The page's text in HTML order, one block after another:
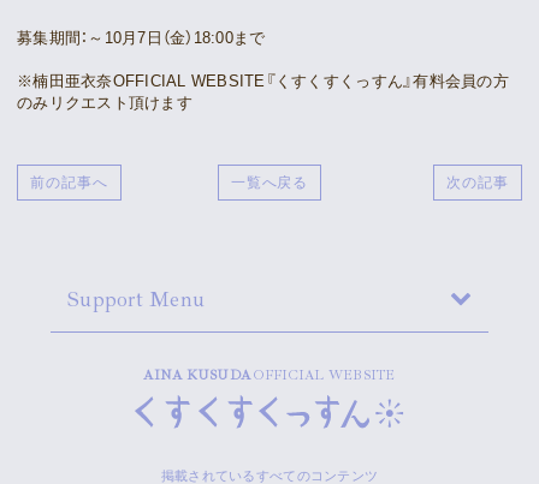
Gallery
Meeting Room
募集期間：～10月7日（金）18:00まで
※楠田亜衣奈OFFICIAL WEBSITE『くすくすくっすん』有料会員の方
のみリクエスト頂けます
次の記事
一覧へ戻る
前の記事へ
Support Menu
AINA KUSUDAOFFICIAL WEBSITE
掲載されているすべてのコンテンツ